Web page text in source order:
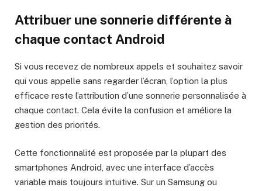
Attribuer une sonnerie différente à
chaque contact Android
Si vous recevez de nombreux appels et souhaitez savoir
qui vous appelle sans regarder l’écran, l’option la plus
efficace reste l’attribution d’une sonnerie personnalisée à
chaque contact. Cela évite la confusion et améliore la
gestion des priorités.
Cette fonctionnalité est proposée par la plupart des
smartphones Android, avec une interface d’accès
variable mais toujours intuitive. Sur un Samsung ou